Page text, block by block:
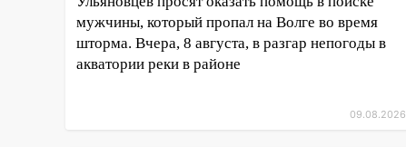
11:55 Соцсети: светофор упал
на машину во время сильного
ливня в Ульяновске
мужчины, который пропал на Волге во время
шторма. Вчера, 8 августа, в разгар непогоды в
акватории реки в районе
09.08.2026